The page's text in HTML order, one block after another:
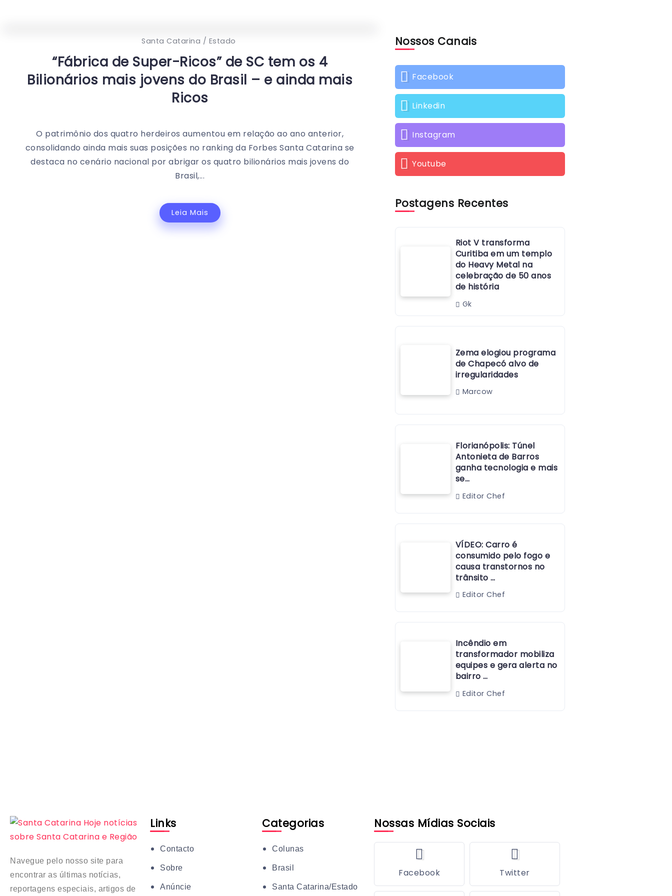
Santa Catarina / Estado
“Fábrica de Super-Ricos” de SC tem os 4
Bilionários mais jovens do Brasil – e ainda mais
Ricos
O patrimônio dos quatro herdeiros aumentou em relação ao ano anterior,
consolidando ainda mais suas posições no ranking da Forbes Santa Catarina se
destaca no cenário nacional por abrigar os quatro bilionários mais jovens do
Brasil,...
Leia Mais
Nossos Canais
Facebook
Linkedin
Instagram
Youtube
Postagens Recentes
Riot V transforma
Curitiba em um templo
do Heavy Metal na
celebração de 50 anos
de história
Gk
Zema elogiou programa
de Chapecó alvo de
irregularidades
Marcow
Florianópolis: Túnel
Antonieta de Barros
ganha tecnologia e mais
se…
Editor Chef
VÍDEO: Carro é
consumido pelo fogo e
causa transtornos no
trânsito …
Editor Chef
Incêndio em
transformador mobiliza
equipes e gera alerta no
bairro …
Editor Chef
Navegue pelo nosso site para
encontrar as últimas notícias,
reportagens especiais, artigos de
Links
Contacto
Sobre
Anúncie
Categorias
Colunas
Brasil
Santa Catarina/Estado
Nossas Mídias Sociais
Facebook Twitter